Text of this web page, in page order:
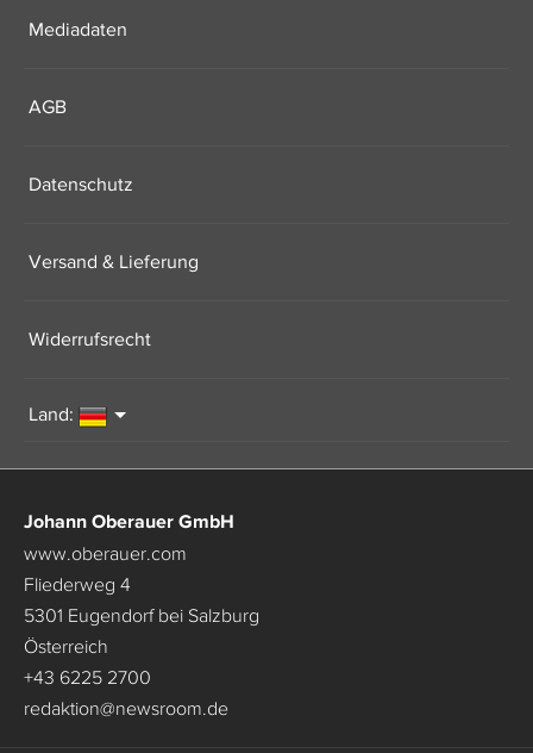
Mediadaten
AGB
Datenschutz
Versand & Lieferung
Widerrufsrecht
Land:
Johann Oberauer GmbH
www.oberauer.com
Fliederweg 4
5301 Eugendorf bei Salzburg
Österreich
+43 6225 2700
redaktion@newsroom.de